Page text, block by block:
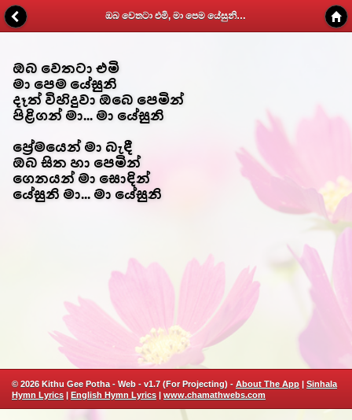
ඔබ වෙතටා එමි, මා පෙම යේසුනි - Kithunu Gee Potha - Web v1.7
ඔබ වෙතටා එමි
මා පෙම යේසුනි
දෑත් විහිදුවා ඔබෙ පෙමින්
පිළිගන් මා... මා යේසුනි
ප්‍රේමයෙන් මා බැඳී
ඔබ සිත හා පෙමින්
ගෙනයන් මා සොඳින්
යේසුනි මා... මා යේසුනි
© 2026 Kithu Gee Potha - Web - v1.7 (For Projecting) - About The App | Sinhala
Hymn Lyrics | English Hymn Lyrics | www.chamathwebs.com